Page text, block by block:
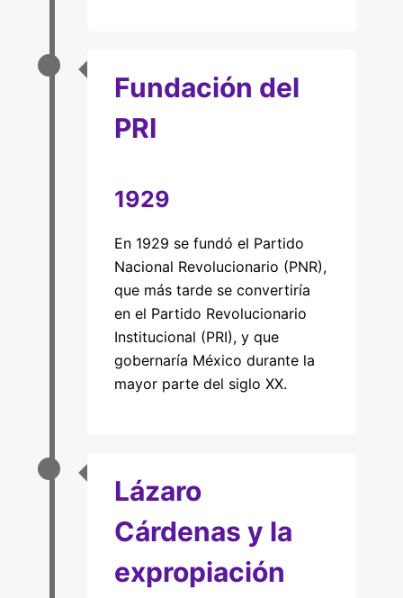
Fundación del
PRI
1929
En 1929 se fundó el Partido
Nacional Revolucionario (PNR),
que más tarde se convertiría
en el Partido Revolucionario
Institucional (PRI), y que
gobernaría México durante la
mayor parte del siglo XX.
Lázaro
Cárdenas y la
expropiación